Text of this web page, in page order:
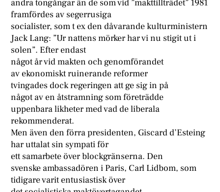
andra tongångar än de som vid ”makttillträdet” 1981
framfördes av segerrusiga
socialister, som t ex den dåvarande kulturministern
Jack Lang: ”Ur nattens mörker har vi nu stigit ut i
solen”. Efter endast
något år vid makten och genomförandet
av ekonomiskt ruinerande reformer
tvingades dock regeringen att ge sig in på
något av en åtstramning som företrädde
uppenbara likheter med vad de liberala
rekommenderat.
Men även den förra presidenten, Giscard d’Esteing
har uttalat sin sympati för
ett samarbete över blockgränserna. Den
svenske ambassadören i Paris, Carl Lidbom, som
tidigare varit entusiastisk över